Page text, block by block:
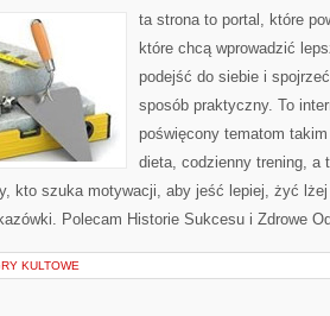
ta strona to portal, które
które chcą wprowadzić
podejść do siebie i
sposób praktyczny. To
poświęcony tematom
dieta, codzienny trening, a
kto szuka motywacji, aby jeść lepiej, żyć
Polecam Historie Sukcesu i Zdrowe
KULTOWE